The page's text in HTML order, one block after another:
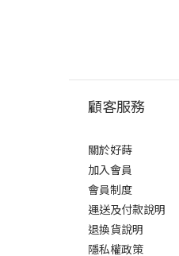
顧客服務
關於好蒔
加入會員
會員制度
運送及付款說明
退換貨說明
隱私權政策